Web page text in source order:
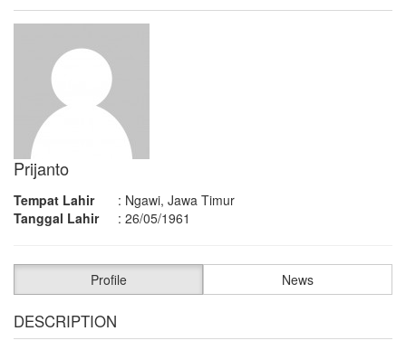
Prijanto
Tempat Lahir : Ngawi, Jawa Timur
Tanggal Lahir
: 26/05/1961
Profile News
DESCRIPTION